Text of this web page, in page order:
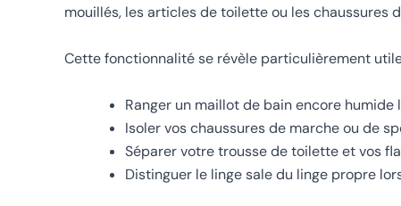
mouillés, les articles de toilette ou les chaussures
Cette fonctionnalité se révèle particulièrement
Ranger un maillot de bain encore
Isoler vos chaussures de marche ou de
Séparer votre trousse de toilette et vos
Distinguer le linge sale du linge propre